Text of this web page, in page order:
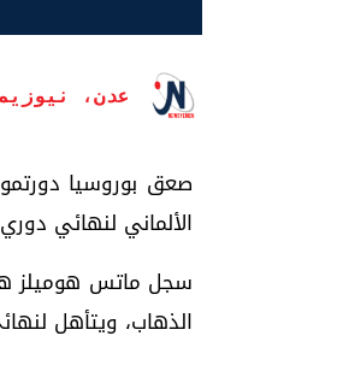
عدن،
صعق بوروسيا
الألماني لنهائي
الذهاب، ويتأهل لنهائي